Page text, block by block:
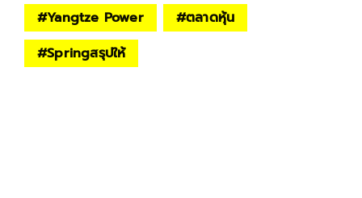
#Yangtze Power #ตลาดหุ้น
#Springสรุปให้